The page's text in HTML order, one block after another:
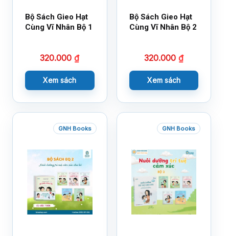
Bộ Sách Gieo Hạt
Cùng Vĩ Nhân Bộ 1
320.000₫
Xem sách
Bộ Sách Gieo Hạt
Cùng Vĩ Nhân Bộ 2
320.000 ₫
Xem sách
GNH Books GNH Books